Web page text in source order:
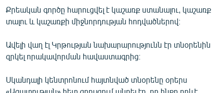
Քրեական գործը հարուցվել է կաշառք ստանալու, կաշառք
տալու և կաշառքի միջնորդության հոդվածներով։
Ավելի վաղ էլ Կրթության նախարարությունն էր տնօրենին
զրկել որակավորման հավաստագրից։
Սկանդալի կենտրոնում հայտնված տնօրենը օրերս
«Ազատության» հետ զրույցում պնդել էր, որ ինքը որևէ